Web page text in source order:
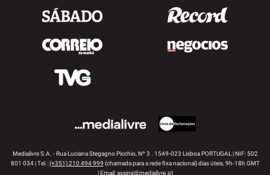
Medialivre S.A. - Rua Luciana Stegagno Picchio, Nº 3 . 1549-023 Lisboa PORTUGAL | NIF: 502
801 034 | Tel.:(+351) 210 494 999 (chamada para a rede fixa nacional) dias úteis, 9h-18h GMT
| Email:assine@medialivre.pt